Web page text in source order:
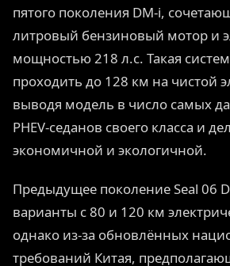
пятого поколения DM-i,
литровый бензиновый мотор и
мощностью 218 л.с. Такая
проходить до 128 км на чистой
выводя модель в число самых
PHEV-седанов своего класса и
экономичной и экологичной.
Предыдущее поколение Seal 06
варианты с 80 и 120 км
однако из-за обновлённых
требований Китая,